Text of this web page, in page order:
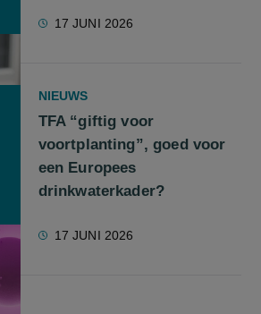
17 JUNI 2026
NIEUWS
TFA “giftig voor
voortplanting”, goed voor
een Europees
drinkwaterkader?
17 JUNI 2026